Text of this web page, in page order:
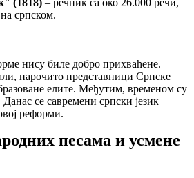
српском.
нису биле добро прихваћене.
нарочито представници Српске
елите. Међутим, временом су
се савремени српски језик
реформи.
песама и усмене